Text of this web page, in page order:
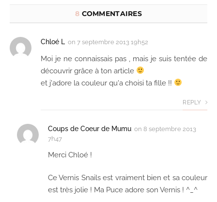
8 COMMENTAIRES
Chloé L on 7 septembre 2013 19h52
Moi je ne connaissais pas , mais je suis tentée de
découvrir grâce à ton article
et j'adore la couleur qu'a choisi ta fille !!
REPLY
Coups de Coeur de Mumu on 8 septembre 2013
7h47
Merci Chloé !
Ce Vernis Snails est vraiment bien et sa couleur
est très jolie ! Ma Puce adore son Vernis ! ^_^